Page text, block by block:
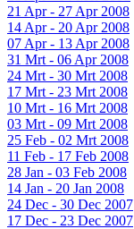
21 Apr - 27 Apr 2008
14 Apr - 20 Apr 2008
07 Apr - 13 Apr 2008
31 Mrt - 06 Apr 2008
24 Mrt - 30 Mrt 2008
17 Mrt - 23 Mrt 2008
10 Mrt - 16 Mrt 2008
03 Mrt - 09 Mrt 2008
25 Feb - 02 Mrt 2008
11 Feb - 17 Feb 2008
28 Jan - 03 Feb 2008
14 Jan - 20 Jan 2008
24 Dec - 30 Dec 2007
17 Dec - 23 Dec 2007